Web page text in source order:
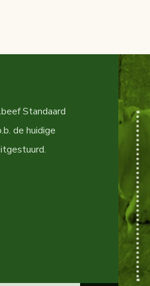
Standaard
de huidige